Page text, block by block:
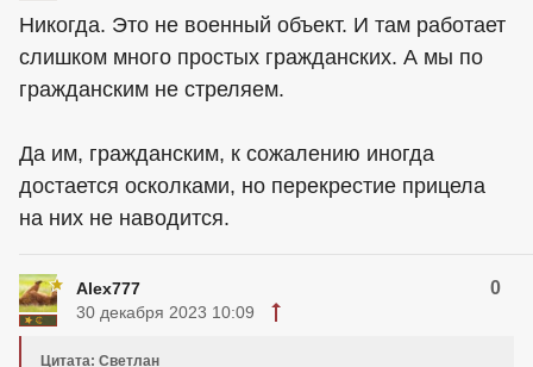
Никогда. Это не военный объект. И там работает
слишком много простых гражданских. А мы по
гражданским не стреляем.
Да им, гражданским, к сожалению иногда
достается осколками, но перекрестие прицела
на них не наводится.
Alex777 0
30 декабря 2023 10:09
Цитата: Светлан